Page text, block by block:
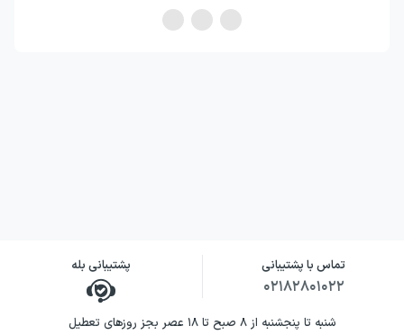
تماس با پشتیبانی
۰۲۱۸۲۸۰۱۰۲۲
پشتیبانی بله
شنبه تا پنجشنبه از ۸ صبح تا ۱۸ عصر بجز روزهای تعطیل